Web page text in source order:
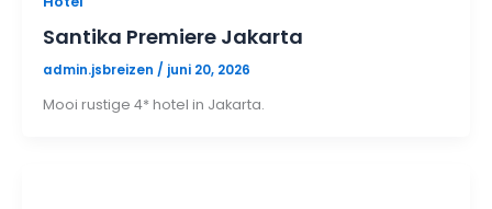
Santika Premiere Jakarta
admin.jsbreizen / juni 20, 2026
Mooi rustige 4* hotel in Jakarta.